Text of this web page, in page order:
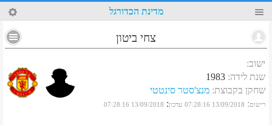
62 מדינת הכדורגל
צחי ביטון
ישוב:
שנת לידה:
1983
שחקן בקבוצת: מנצ'סטר סינטטי
רישום:
13/09/2018 07:28:16 עדכון:
13/09/2018 07:28:16